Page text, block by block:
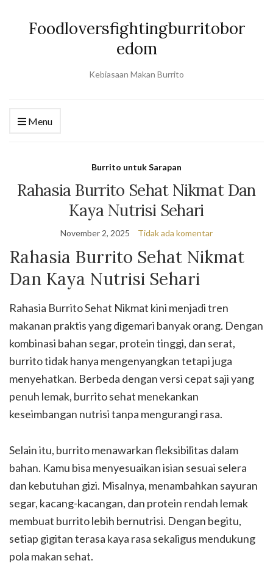
Foodloversfightingburritobor
edom
Kebiasaan Makan Burrito
Menu
Burrito untuk Sarapan
Rahasia Burrito Sehat Nikmat Dan
Kaya Nutrisi Sehari
November 2, 2025 Tidak ada komentar
Rahasia Burrito Sehat Nikmat
Dan Kaya Nutrisi Sehari
Rahasia Burrito Sehat Nikmat kini menjadi tren
makanan praktis yang digemari banyak orang. Dengan
kombinasi bahan segar, protein tinggi, dan serat,
burrito tidak hanya mengenyangkan tetapi juga
menyehatkan. Berbeda dengan versi cepat saji yang
penuh lemak, burrito sehat menekankan
keseimbangan nutrisi tanpa mengurangi rasa.
Selain itu, burrito menawarkan fleksibilitas dalam
bahan. Kamu bisa menyesuaikan isian sesuai selera
dan kebutuhan gizi. Misalnya, menambahkan sayuran
segar, kacang-kacangan, dan protein rendah lemak
membuat burrito lebih bernutrisi. Dengan begitu,
setiap gigitan terasa kaya rasa sekaligus mendukung
pola makan sehat.